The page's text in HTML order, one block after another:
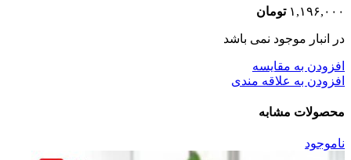
۱,۱۹۶,۰۰۰ تومان
در انبار موجود نمی باشد
افزودن به مقایسه
افزودن به علاقه مندی
محصولات مشابه
ناموجود